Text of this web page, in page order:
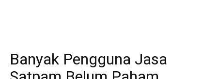
Banyak Pengguna Jasa